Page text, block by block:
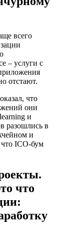
всего
– услуги с
отстают.
что
они
и
разошлись в
и
ICO-бум
что